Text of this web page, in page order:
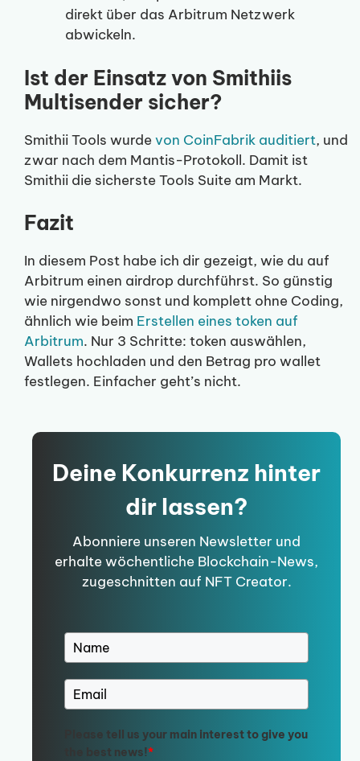
direkt über das Arbitrum Netzwerk
abwickeln.
Ist der Einsatz von Smithiis
Multisender sicher?
Smithii Tools wurdevon CoinFabrik auditiert, und
zwar nach dem Mantis-Protokoll. Damit ist
Smithii die sicherste Tools Suite am Markt.
Fazit
In diesem Post habe ich dir gezeigt, wie du auf
Arbitrum einen airdrop durchführst. So günstig
wie nirgendwo sonst und komplett ohne Coding,
ähnlich wie beim Erstellen eines token auf
Arbitrum. Nur 3 Schritte: token auswählen,
Wallets hochladen und den Betrag pro wallet
festlegen. Einfacher geht’s nicht.
Deine Konkurrenz hinter
dir lassen?
Abonniere unseren Newsletter und
erhalte wöchentliche Blockchain-News,
zugeschnitten auf NFT Creator.
Please tell us your main interest to give you
the best news!*